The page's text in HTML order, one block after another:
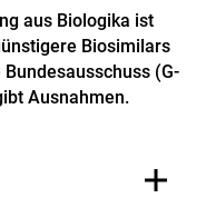
aus Biologika ist
Biosimilars
(G-
Ausnahmen.